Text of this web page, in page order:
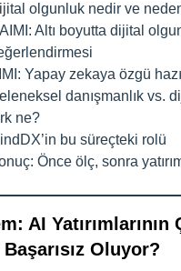
olgunluk nedir ve
Altı boyutta dijital
Yapay zekaya özgü
danışmanlık vs.
ne?
bu süreçteki rolü
Önce ölç, sonra
AI Yatırımlarının
Oluyor?